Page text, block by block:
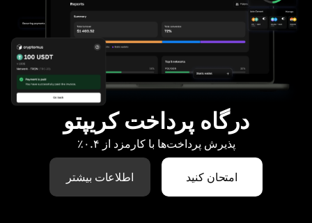
درگاه پرداخت کریپتو
پذیرش پرداخت‌ها با کارمزد از ۰.۴٪
امتحان کنید اطلاعات بیشتر